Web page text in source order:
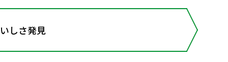
しさ発見